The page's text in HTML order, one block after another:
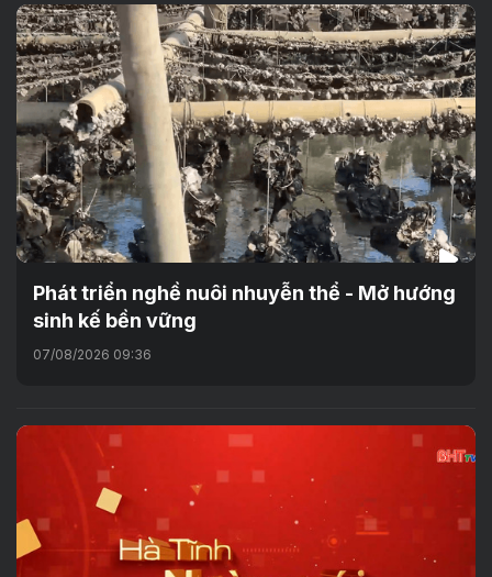
Phát triển nghề nuôi nhuyễn thể - Mở hướng
sinh kế bền vững
07/08/2026 09:36